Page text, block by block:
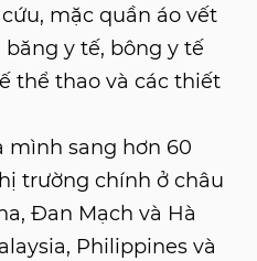
mặc quần áo vết
y tế, bông y tế
thể thao và các thiết
mình sang hơn 60
trường chính ở châu
Đan Mạch và Hà
Philippines và